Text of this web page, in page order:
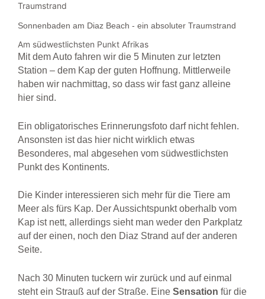
Sonnenbaden am Diaz Beach - ein absoluter Traumstrand
Am südwestlichsten Punkt Afrikas
Mit dem Auto fahren wir die 5 Minuten zur letzten
Station – dem Kap der guten Hoffnung. Mittlerweile
haben wir nachmittag, so dass wir fast ganz alleine
hier sind.
Ein obligatorisches Erinnerungsfoto darf nicht fehlen.
Ansonsten ist das hier nicht wirklich etwas
Besonderes, mal abgesehen vom südwestlichsten
Punkt des Kontinents.
Die Kinder interessieren sich mehr für die Tiere am
Meer als fürs Kap. Der Aussichtspunkt oberhalb vom
Kap ist nett, allerdings sieht man weder den Parkplatz
auf der einen, noch den Diaz Strand auf der anderen
Seite.
Nach 30 Minuten tuckern wir zurück und auf einmal
steht ein Strauß auf der Straße. Eine Sensation für die